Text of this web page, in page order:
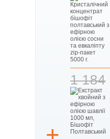
1 184